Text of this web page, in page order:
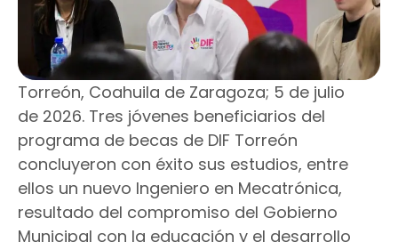
Torreón, Coahuila de Zaragoza; 5 de julio
de 2026. Tres jóvenes beneficiarios del
programa de becas de DIF Torreón
concluyeron con éxito sus estudios, entre
ellos un nuevo Ingeniero en Mecatrónica,
resultado del compromiso del Gobierno
Municipal con la educación y el desarrollo